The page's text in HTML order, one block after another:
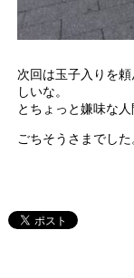
次回は玉子入りを
しいな。
とちょっと嫌味な
ごちそうさまでした